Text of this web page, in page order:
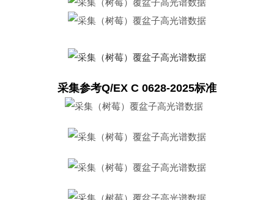
采集参考Q/EX C 0628-2025标准